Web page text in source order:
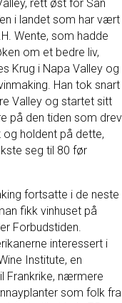
rett øst for San
i landet som har vært
Wente, som hadde
om et bedre liv,
Krug i Napa Valley og
Han tok snart
Valley og startet sitt
på den tiden som drev
og holdent på dette,
seg til 80 før
fortsatte i de neste
fikk vinhuset på
Forbudstiden.
interessert i
Institute, en
Frankrike, nærmere
som folk fra